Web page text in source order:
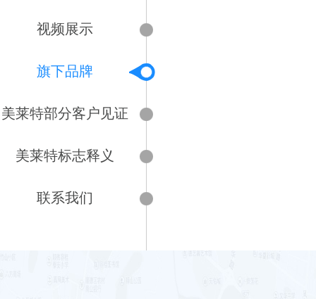
视频展示
旗下品牌
美莱特部分客户见证
美莱特标志释义
联系我们